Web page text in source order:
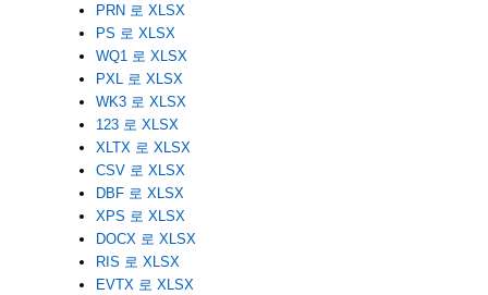
PRN 로 XLSX
PS 로 XLSX
WQ1 로 XLSX
PXL 로 XLSX
WK3 로 XLSX
123 로 XLSX
XLTX 로 XLSX
CSV 로 XLSX
DBF 로 XLSX
XPS 로 XLSX
DOCX 로 XLSX
RIS 로 XLSX
EVTX 로 XLSX